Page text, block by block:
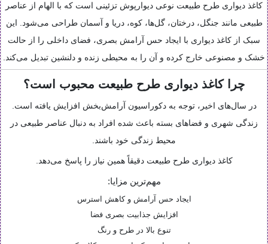
کاغذ دیواری طرح طبیعت نوعی دیوارپوش تزئینی است که با الهام از عناصر
طبیعی مانند جنگل، درختان، گل‌ها، کوه، دریا و آسمان طراحی می‌شود. این
سبک از کاغذ دیواری با ایجاد حس آرامش بصری، فضای داخلی را از حالت
خشک و مصنوعی خارج کرده و آن را به محیطی زنده و دلنشین تبدیل می‌کند.
چرا کاغذ دیواری طرح طبیعت محبوب است؟
در سال‌های اخیر، توجه به دکوراسیون آرامش‌بخش افزایش یافته است.
زندگی شهری و فضاهای بسته باعث شده افراد به دنبال عناصر طبیعی در
محیط زندگی خود باشند.
کاغذ دیواری طرح طبیعت دقیقاً همین نیاز را پاسخ می‌دهد.
مهم‌ترین مزایا:
ایجاد حس آرامش و کاهش استرس
افزایش جذابیت بصری فضا
تنوع بالا در طرح و رنگ